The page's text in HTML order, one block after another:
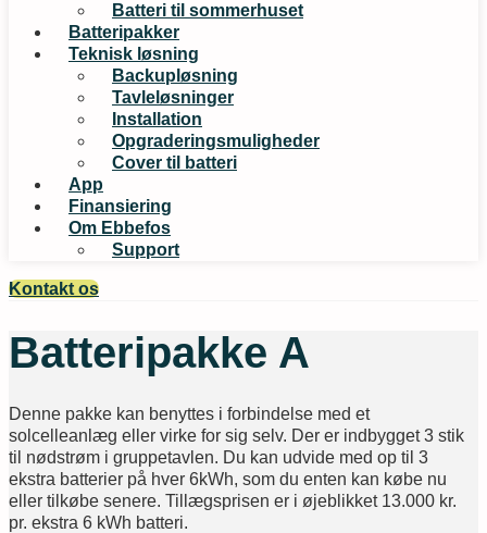
Batteri til sommerhuset
Batteripakker
Teknisk løsning
Backupløsning
Tavleløsninger
Installation
Opgraderingsmuligheder
Cover til batteri
App
Finansiering
Om Ebbefos
Support
Kontakt os
Batteripakke A
Denne pakke kan benyttes i forbindelse med et
solcelleanlæg eller virke for sig selv. Der er indbygget 3 stik
til nødstrøm i gruppetavlen. Du kan udvide med op til 3
ekstra batterier på hver 6kWh, som du enten kan købe nu
eller tilkøbe senere. Tillægsprisen er i øjeblikket 13.000 kr.
pr. ekstra 6 kWh batteri.